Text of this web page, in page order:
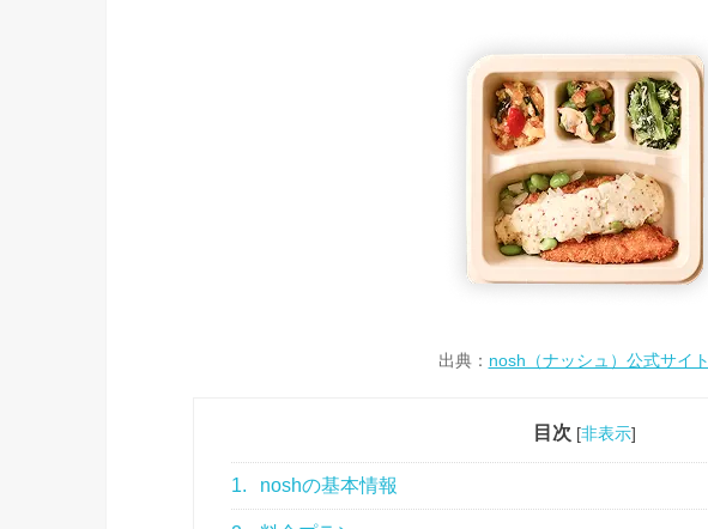
出典： nosh（ナッシュ）公式サイト
目次 [非表示]
1. noshの基本情報